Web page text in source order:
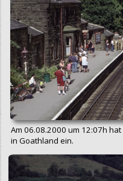
Am 06.08.2000 um 12:07h hat
in Goathland ein.